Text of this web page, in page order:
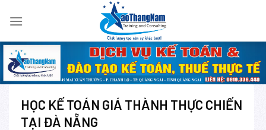
HỌC KẾ TOÁN GIÁ THÀNH THỰC CHIẾN
TẠI ĐÀ NẴNG